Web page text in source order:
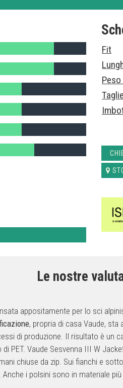
Fit
Taglie
Le nostre
appositamente per lo sci
, propria di casa Vaude, sta
di produzione. Il risultato è un
PET. Vaude Sesvenna III W
chiuse da zip. Sui fianchi e
i polsini sono in materiale